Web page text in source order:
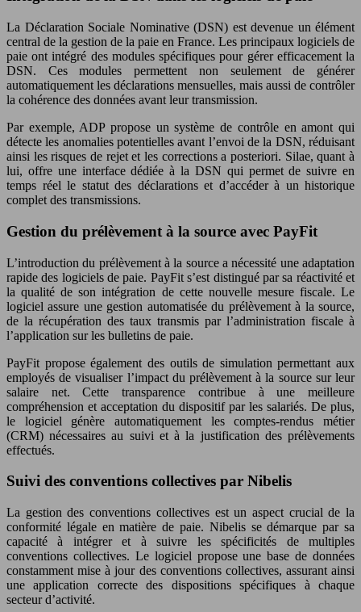
La Déclaration Sociale Nominative (DSN) est devenue un élément
central de la gestion de la paie en France. Les principaux logiciels de
paie ont intégré des modules spécifiques pour gérer efficacement la
DSN. Ces modules permettent non seulement de générer
automatiquement les déclarations mensuelles, mais aussi de contrôler
la cohérence des données avant leur transmission.
Par exemple, ADP propose un système de contrôle en amont qui
détecte les anomalies potentielles avant l’envoi de la DSN, réduisant
ainsi les risques de rejet et les corrections a posteriori. Silae, quant à
lui, offre une interface dédiée à la DSN qui permet de suivre en
temps réel le statut des déclarations et d’accéder à un historique
complet des transmissions.
Gestion du prélèvement à la source avec PayFit
L’introduction du prélèvement à la source a nécessité une adaptation
rapide des logiciels de paie. PayFit s’est distingué par sa réactivité et
la qualité de son intégration de cette nouvelle mesure fiscale. Le
logiciel assure une gestion automatisée du prélèvement à la source,
de la récupération des taux transmis par l’administration fiscale à
l’application sur les bulletins de paie.
PayFit propose également des outils de simulation permettant aux
employés de visualiser l’impact du prélèvement à la source sur leur
salaire net. Cette transparence contribue à une meilleure
compréhension et acceptation du dispositif par les salariés. De plus,
le logiciel génère automatiquement les comptes-rendus métier
(CRM) nécessaires au suivi et à la justification des prélèvements
effectués.
Suivi des conventions collectives par Nibelis
La gestion des conventions collectives est un aspect crucial de la
conformité légale en matière de paie. Nibelis se démarque par sa
capacité à intégrer et à suivre les spécificités de multiples
conventions collectives. Le logiciel propose une base de données
constamment mise à jour des conventions collectives, assurant ainsi
une application correcte des dispositions spécifiques à chaque
secteur d’activité.